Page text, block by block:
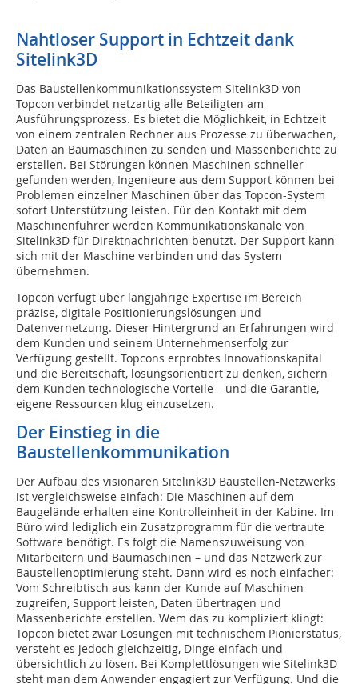
Nahtloser Support in Echtzeit dank
Sitelink3D
Das Baustellenkommunikationssystem Sitelink3D von
Topcon verbindet netzartig alle Beteiligten am
Ausführungsprozess. Es bietet die Möglichkeit, in Echtzeit
von einem zentralen Rechner aus Prozesse zu überwachen,
Daten an Baumaschinen zu senden und Massenberichte zu
erstellen. Bei Störungen können Maschinen schneller
gefunden werden, Ingenieure aus dem Support können bei
Problemen einzelner Maschinen über das Topcon-System
sofort Unterstützung leisten. Für den Kontakt mit dem
Maschinenführer werden Kommunikationskanäle von
Sitelink3D für Direktnachrichten benutzt. Der Support kann
sich mit der Maschine verbinden und das System
übernehmen.
Topcon verfügt über langjährige Expertise im Bereich
präzise, digitale Positionierungslösungen und
Datenvernetzung. Dieser Hintergrund an Erfahrungen wird
dem Kunden und seinem Unternehmenserfolg zur
Verfügung gestellt. Topcons erprobtes Innovationskapital
und die Bereitschaft, lösungsorientiert zu denken, sichern
dem Kunden technologische Vorteile – und die Garantie,
eigene Ressourcen klug einzusetzen.
Der Einstieg in die
Baustellenkommunikation
Der Aufbau des visionären Sitelink3D Baustellen-Netzwerks
ist vergleichsweise einfach: Die Maschinen auf dem
Baugelände erhalten eine Kontrolleinheit in der Kabine. Im
Büro wird lediglich ein Zusatzprogramm für die vertraute
Software benötigt. Es folgt die Namenszuweisung von
Mitarbeitern und Baumaschinen – und das Netzwerk zur
Baustellenoptimierung steht. Dann wird es noch einfacher:
Vom Schreibtisch aus kann der Kunde auf Maschinen
zugreifen, Support leisten, Daten übertragen und
Massenberichte erstellen. Wem das zu kompliziert klingt:
Topcon bietet zwar Lösungen mit technischem Pionierstatus,
versteht es jedoch gleichzeitig, Dinge einfach und
übersichtlich zu lösen. Bei Komplettlösungen wie Sitelink3D
steht man dem Anwender engagiert zur Verfügung. Und die